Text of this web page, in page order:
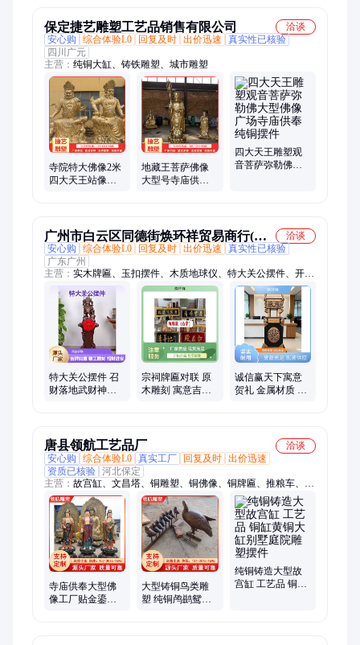
保定捷艺雕塑工艺品销售有限公司
洽谈
安心购
综合体验L0 回复及时 出价迅速
真实性已核验
四川广元
主营： 纯铜大缸、铸铁雕塑、城市雕塑
寺院特大佛像2米
四大天王站像彩
地藏王菩萨佛像
大型号寺庙供奉
四大天王雕塑观
音菩萨弥勒佛大
广州市白云区同德街焕环祥贸易商行(个
体工商户)
洽谈
安心购
综合体验L0 回复及时 出价迅速
真实性已核验
广东广州
主营： 实木牌匾、玉扣摆件、木质地球仪、特大关公摆件、开业
摆件、木抱柱、木质对联、落地帆船摆件、铜鼎、聚会礼品、周
年纪念品、水晶工艺品、木质门头、实木招牌、水晶奖杯、颁奖
奖杯、鲁班奖杯、詹天佑奖杯、实木奖牌、雕刻木匾、弧形对
联、仿古对联、宗祠实木匾额、祠堂木对联、寺庙实木匾额
特大关公摆件 召
财落地武财神关
宗祠牌匾对联 原
木雕刻 寓意吉祥
诚信赢天下寓意
贺礼 金属材质 色
唐县领航工艺品厂
洽谈
安心购
综合体验L0 真实工厂 回复及时 出价迅速
资质已核验 河北保定
主营： 故宫缸、文昌塔、铜雕塑、铜佛像、铜牌匾、推粮车、聚
宝盆、纯铜钟、针灸人、酥油灯、铜塔炉、舍利塔、燕雕塑、铜
摆件、青铜器、铜门槛、铜喷泉、工艺品、马雕塑、铜浮雕、风
水球、铜麒麟、铜雕像、铜大缸、景观塔
寺庙供奉大型佛
像工厂贴金鎏金
大型铸铜鸟类雕
塑 纯铜鸬鹚鸳鸯
纯铜铸造大型故
宫缸 工艺品 铜缸